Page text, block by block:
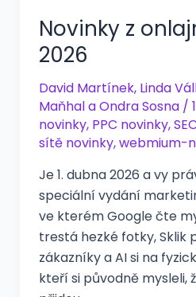
Novinky z
2026
David Martínek, Linda
MaňhalaOndra Sosna /
novinky, PPC novinky,
sítě novinky,webmium-
Je 1. dubna 2026 a vy
speciální vydání
ve kterém Google čte
trestá hezké fotky, Sklik
zákazníky a AI si na
kteří si původně mysleli,